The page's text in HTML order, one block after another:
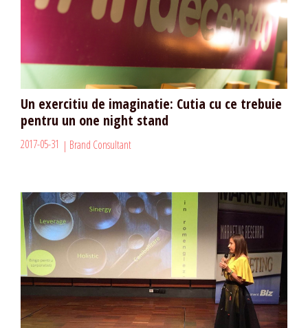
Un exercitiu de imaginatie: Cutia cu ce trebuie
pentru un one night stand
2017-05-31 Brand Consultant